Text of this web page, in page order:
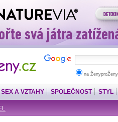
na
SEX A VZTAHY SPOLEČNOST STYL